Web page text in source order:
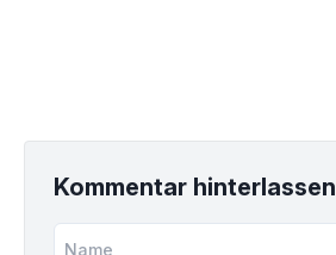
Kommentar hinterlassen